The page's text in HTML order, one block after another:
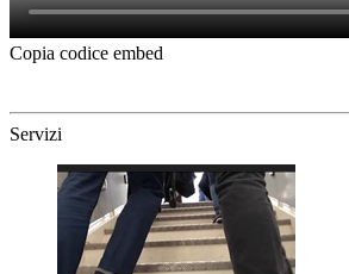
Copia codice embed
Servizi